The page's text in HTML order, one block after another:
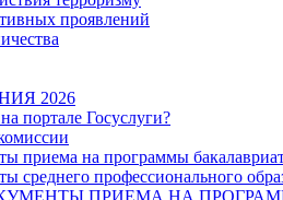
проявлений
2026
портале Госуслуги?
приема на программы
среднего профессионального
ПРИЕМА НА